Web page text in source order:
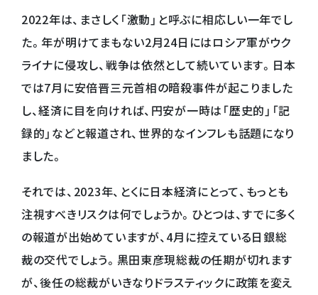
2022年は、まさしく「激動」と呼ぶに相応しい一年でし
た。年が明けてまもない2月24日にはロシア軍がウク
ライナに侵攻し、戦争は依然として続いています。日本
では7月に安倍晋三元首相の暗殺事件が起こりました
し、経済に目を向ければ、円安が一時は「歴史的」「記
録的」などと報道され、世界的なインフレも話題になり
ました。
それでは、2023年、とくに日本経済にとって、もっとも
注視すべきリスクは何でしょうか。ひとつは、すでに多く
の報道が出始めていますが、4月に控えている日銀総
裁の交代でしょう。黒田東彦現総裁の任期が切れます
が、後任の総裁がいきなりドラスティックに政策を変え